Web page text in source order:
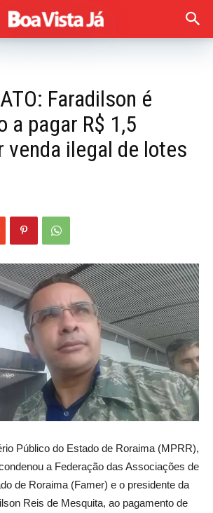
Faradilson é
a pagar R$ 1,5
venda ilegal de lotes
Público do Estado de Roraima (MPRR),
a Federação das Associações de
de Roraima (Famer) e o presidente da
Reis de Mesquita, ao pagamento de